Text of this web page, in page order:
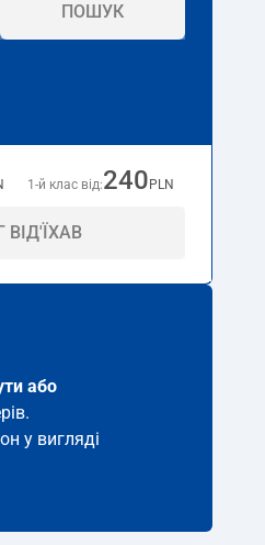
ПОШУК
1-й клас від:240 PLN
ВІД'ЇХАВ
або
у вигляді